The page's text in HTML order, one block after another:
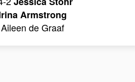
Armstrong
de Graaf